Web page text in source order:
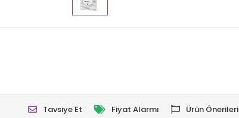
Tavsiye Et Fiyat Alarmı Ürün Önerileri